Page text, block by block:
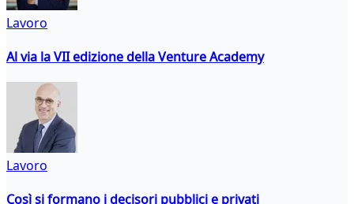
Lavoro
Al via la VII edizione della Venture Academy
Lavoro
Così si formano i decisori pubblici e privati